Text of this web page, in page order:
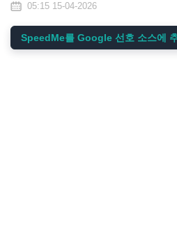
05:15 15-04-2026
SpeedMe를 Google 선호 소스에